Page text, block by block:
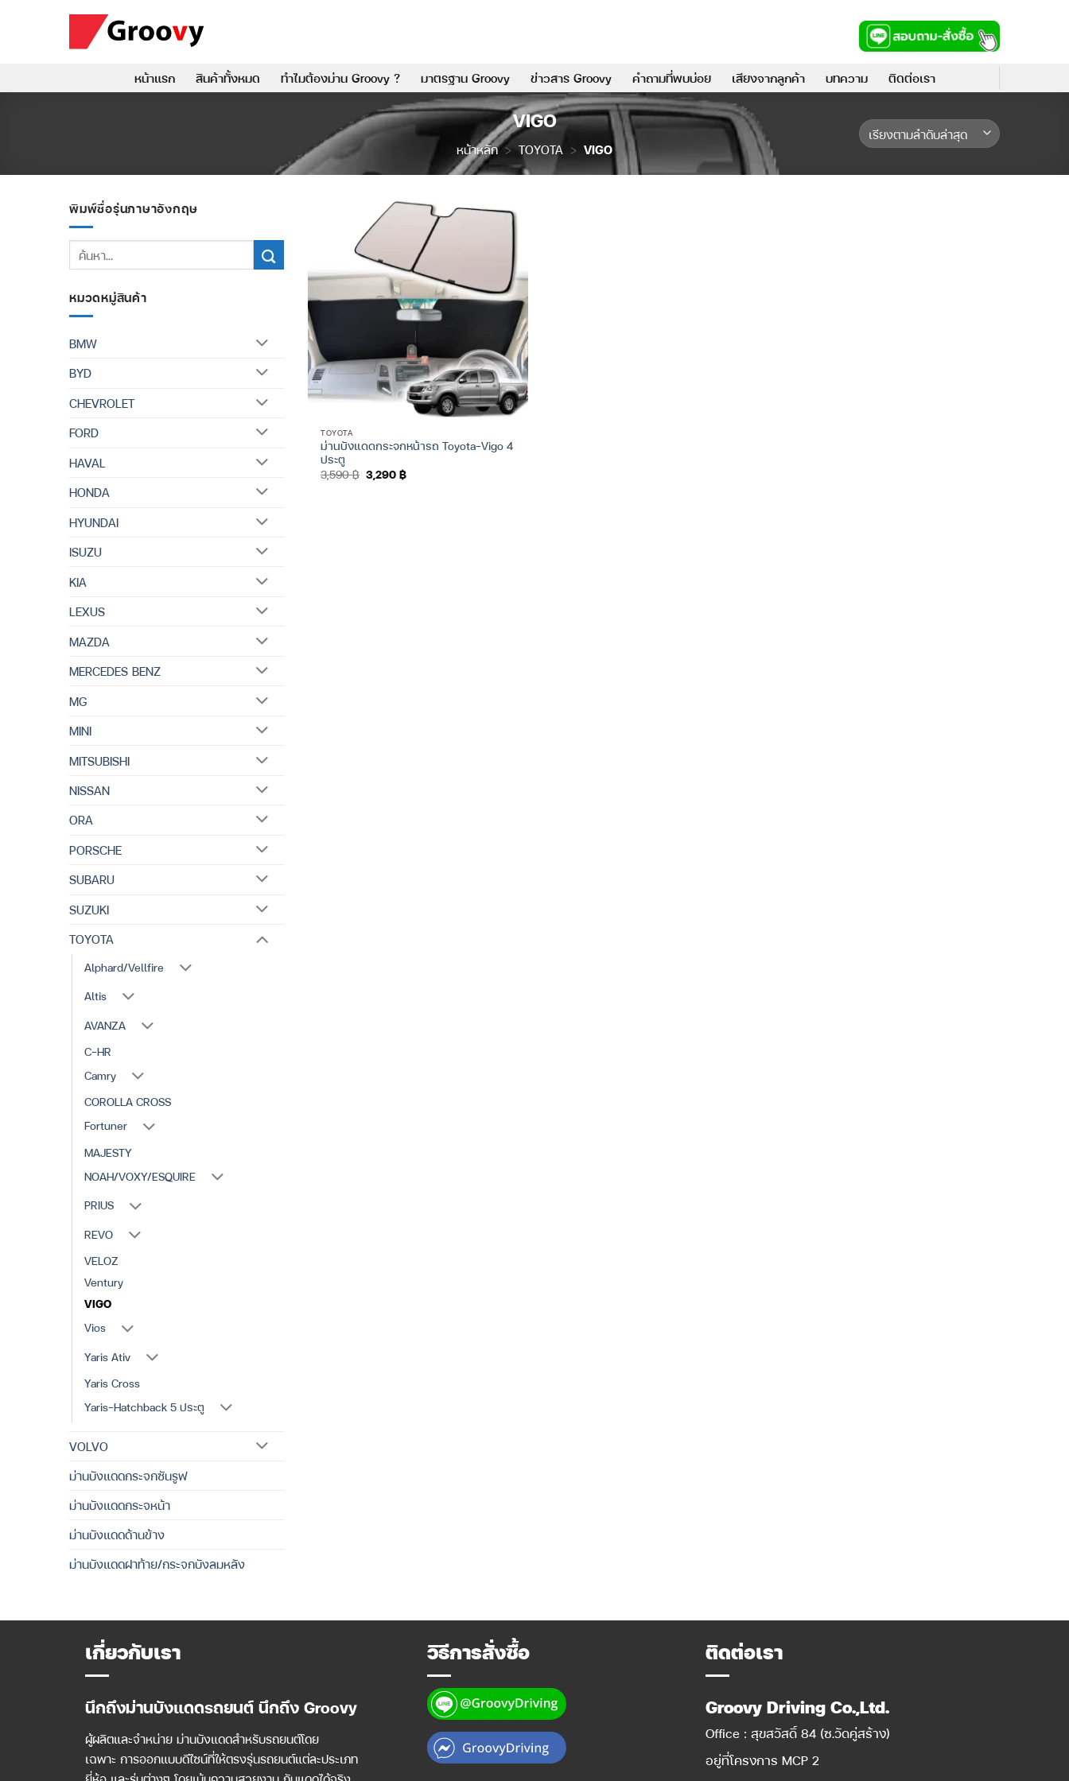
หน้าแรก สินค้าทั้งหมด ทำไมต้องม่าน Groovy ? มาตรฐาน Groovy ข่าวสาร Groovy คำถามที่พบบ่อย เสียงจากลูกค้า บทความ ติดต่อเรา
VIGO
หน้าหลัก > TOYOTA > VIGO
พิมพ์ชื่อรุ่นภาษาอังกฤษ
ค้นหา:
หมวดหมู่สินค้า
BMW
BYD
CHEVROLET
FORD
HAVAL
HONDA
HYUNDAI
ISUZU
KIA
LEXUS
MAZDA
MERCEDES BENZ
MG
MINI
MITSUBISHI
NISSAN
ORA
PORSCHE
SUBARU
SUZUKI
TOYOTA
Alphard/Vellfire
Altis
AVANZA
C-HR
Camry
COROLLA CROSS
Fortuner
MAJESTY
NOAH/VOXY/ESQUIRE
PRIUS
REVO
VELOZ
Ventury
VIGO
Vios
Yaris Ativ
Yaris Cross
Yaris-Hatchback 5 ประตู
VOLVO
ม่านบังแดดกระจกซันรูฟ
ม่านบังแดดกระจหน้า
ม่านบังแดดด้านข้าง
ม่านบังแดดฝาท้าย/กระจกบังลมหลัง
TOYOTA
ม่านบังแดดกระจกหน้ารถ Toyota-Vigo 4
ประตู
3,590฿ Original
price
3,290฿Current
เกี่ยวกับเรา
นึกถึงม่านบังแดดรถยนต์ นึกถึง Groovy
ผู้ผลิตและจำหน่าย ม่านบังแดดสำหรับรถยนต์โดย
เฉพาะ การออกแบบดีไซน์ที่ให้ตรงรุ่นรถยนต์แต่ละประเภท
วิธีการสั่งซื้อ ติดต่อเรา
Groovy Driving Co.,Ltd.
Office : สุขสวัสดิ์ 84 (ซ.วัดคู่สร้าง)
อยู่ที่โครงการ MCP 2